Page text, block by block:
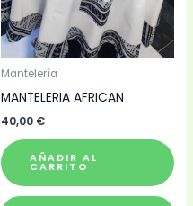
Mantelería
MANTELERIA AFRICAN
40,00 €
AÑADIR AL
CARRITO